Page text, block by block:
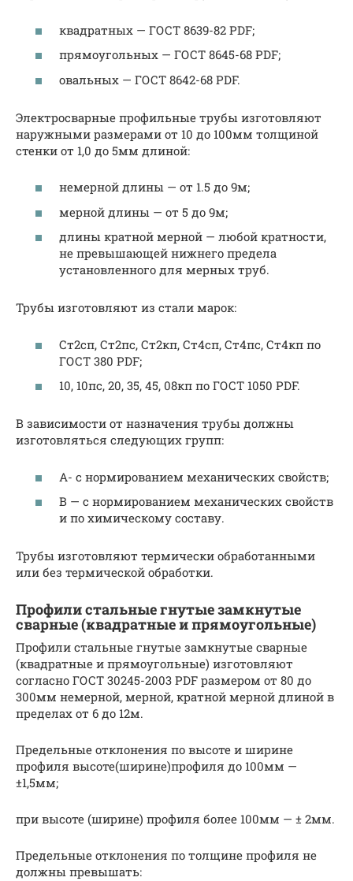
квадратных — ГОСТ 8639-82 PDF;
прямоугольных — ГОСТ 8645-68 PDF;
овальных — ГОСТ 8642-68 PDF.
Электросварные профильные трубы изготовляют
наружными размерами от 10 до 100мм толщиной
стенки от 1,0 до 5мм длиной:
немерной длины — от 1.5 до 9м;
мерной длины — от 5 до 9м;
длины кратной мерной — любой кратности,
не превышающей нижнего предела
установленного для мерных труб.
Трубы изготовляют из стали марок:
Ст2сп, Ст2пс, Ст2кп, Ст4сп, Ст4пс, Ст4кп по
ГОСТ 380 PDF;
10, 10пс, 20, 35, 45, 08кп по ГОСТ 1050 PDF.
В зависимости от назначения трубы должны
изготовляться следующих групп:
А- с нормированием механических свойств;
В — с нормированием механических свойств
и по химическому составу.
Трубы изготовляют термически обработанными
или без термической обработки.
Профили стальные гнутые замкнутые
сварные (квадратные и прямоугольные)
Профили стальные гнутые замкнутые сварные
(квадратные и прямоугольные) изготовляют
согласно ГОСТ 30245-2003 PDF размером от 80 до
300мм немерной, мерной, кратной мерной длиной в
пределах от 6 до 12м.
Предельные отклонения по высоте и ширине
профиля высоте(ширине)профиля до 100мм —
±1,5мм;
при высоте (ширине) профиля более 100мм — ± 2мм.
Предельные отклонения по толщине профиля не
должны превышать: